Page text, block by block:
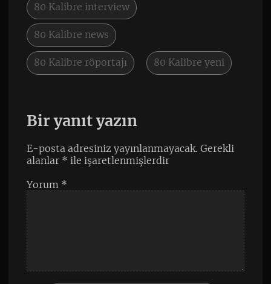
80 Kalibre interview
80 Kalibre news
80 Kalibre röportajı 80 Kalibre yeni
Bir yanıt yazın
E-posta adresiniz yayınlanmayacak. Gerekli
alanlar * ile işaretlenmişlerdir
Yorum *